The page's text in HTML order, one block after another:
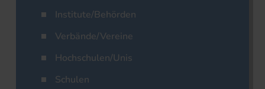
Institute/Behörden
Verbände/Vereine
Hochschulen/Unis
Schulen